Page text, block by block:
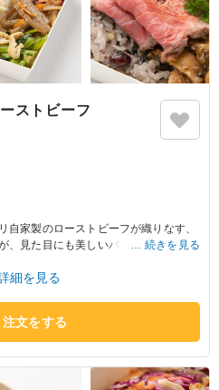
ストビーフ
自家製のローストビーフが織りなす、
、見た目にも美しいバランスを演出し
続きを見る
細を見る
注文をする